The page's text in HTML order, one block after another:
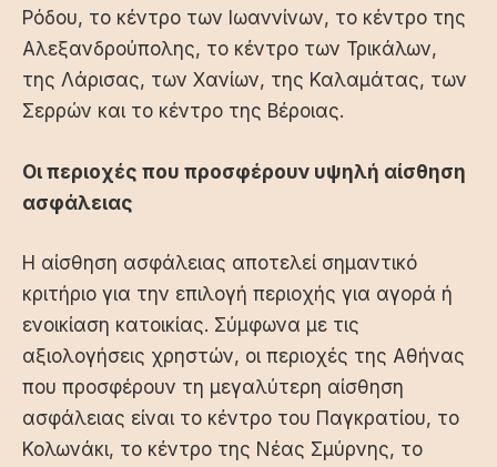
Ρόδου, το κέντρο των Ιωαννίνων, το κέντρο της
Αλεξανδρούπολης, το κέντρο των Τρικάλων,
της Λάρισας, των Χανίων, της Καλαμάτας, των
Σερρών και το κέντρο της Βέροιας.
Οι περιοχές που προσφέρουν υψηλή αίσθηση
ασφάλειας
Η αίσθηση ασφάλειας αποτελεί σημαντικό
κριτήριο για την επιλογή περιοχής για αγορά ή
ενοικίαση κατοικίας. Σύμφωνα με τις
αξιολογήσεις χρηστών, οι περιοχές της Αθήνας
που προσφέρουν τη μεγαλύτερη αίσθηση
ασφάλειας είναι το κέντρο του Παγκρατίου, το
Κολωνάκι, το κέντρο της Νέας Σμύρνης, το